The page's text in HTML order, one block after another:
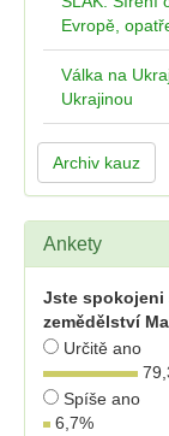
Evropě,
Válka na
Ukrajinou
Archiv kauz
Ankety
Jste
zemědělství
Určitě ano
Spíše ano
6,7%